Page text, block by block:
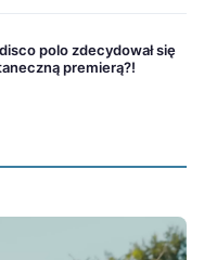
polo zdecydował się
premierą?!